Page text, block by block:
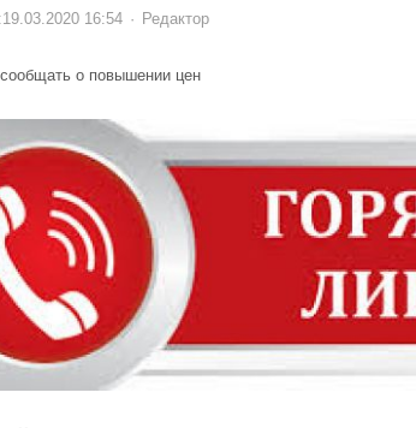
19.03.2020 16:54 Author
Редактор
о повышении цен